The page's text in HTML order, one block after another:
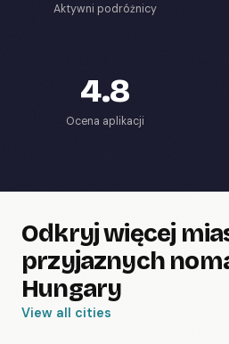
Aktywni podróżnicy
4.8
Ocena aplikacji
Odkryj więcej
przyjaznych
Hungary
View all cities